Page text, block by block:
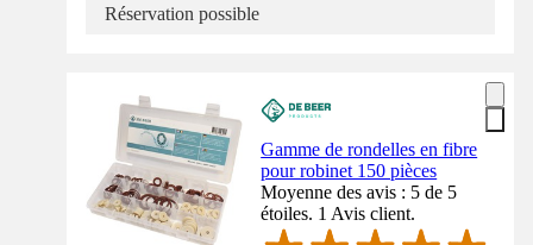
Réservation possible
Gamme de rondelles en fibre
pour robinet 150 pièces
Moyenne des avis : 5 de 5
étoiles. 1 Avis client.